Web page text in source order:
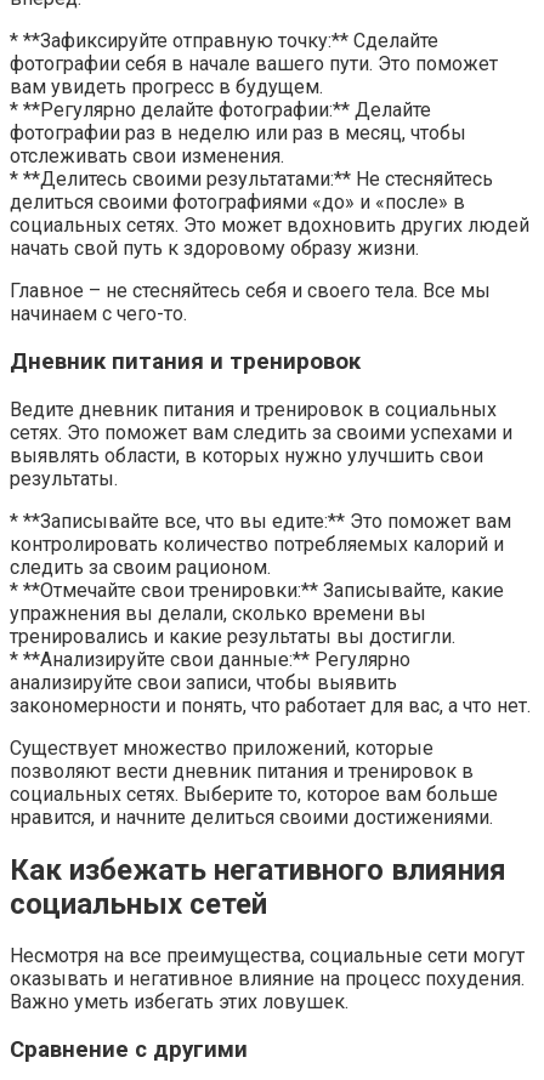
* **Зафиксируйте отправную точку:** Сделайте
фотографии себя в начале вашего пути. Это поможет
вам увидеть прогресс в будущем.
* **Регулярно делайте фотографии:** Делайте
фотографии раз в неделю или раз в месяц, чтобы
отслеживать свои изменения.
* **Делитесь своими результатами:** Не стесняйтесь
делиться своими фотографиями «до» и «после» в
социальных сетях. Это может вдохновить других людей
начать свой путь к здоровому образу жизни.
Главное – не стесняйтесь себя и своего тела. Все мы
начинаем с чего-то.
Дневник питания и тренировок
Ведите дневник питания и тренировок в социальных
сетях. Это поможет вам следить за своими успехами и
выявлять области, в которых нужно улучшить свои
результаты.
* **Записывайте все, что вы едите:** Это поможет вам
контролировать количество потребляемых калорий и
следить за своим рационом.
* **Отмечайте свои тренировки:** Записывайте, какие
упражнения вы делали, сколько времени вы
тренировались и какие результаты вы достигли.
* **Анализируйте свои данные:** Регулярно
анализируйте свои записи, чтобы выявить
закономерности и понять, что работает для вас, а что нет.
Существует множество приложений, которые
позволяют вести дневник питания и тренировок в
социальных сетях. Выберите то, которое вам больше
нравится, и начните делиться своими достижениями.
Как избежать негативного влияния
социальных сетей
Несмотря на все преимущества, социальные сети могут
оказывать и негативное влияние на процесс похудения.
Важно уметь избегать этих ловушек.
Сравнение с другими